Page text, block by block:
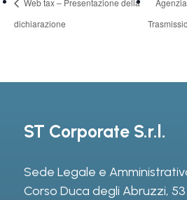
Web tax – Presentazione della
dichiarazione
ST Corporate S.r.l.
Sede Legale e
Corso Duca degli Abruzzi, 53